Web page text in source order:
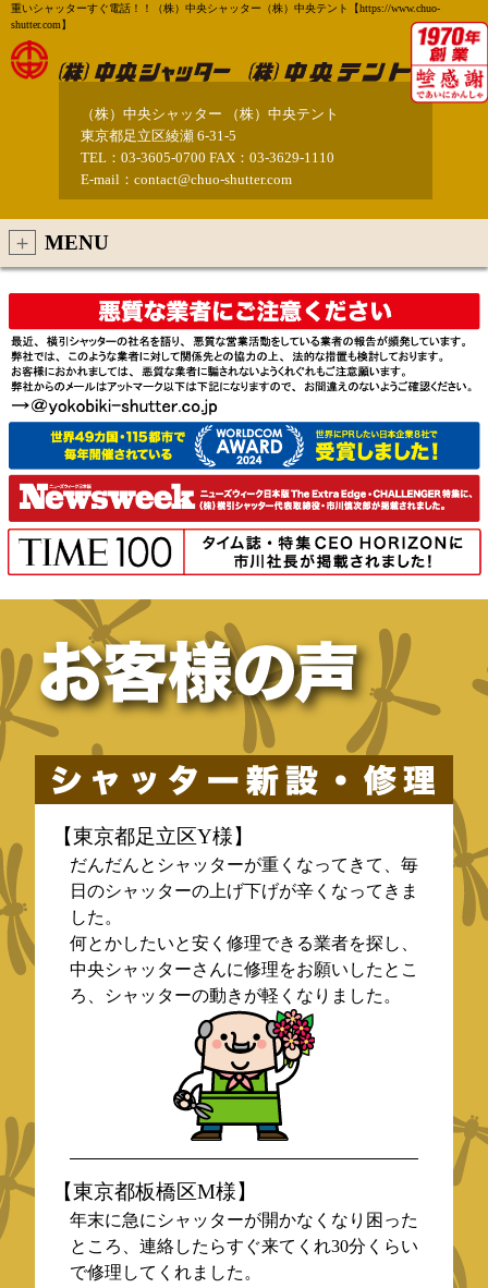
重いシャッターすぐ電話！！（株）中央シャッター（株）中央テント【https://www.chuo-
shutter.com】
（株）中央シャッター （株）中央テント
東京都足立区綾瀬 6-31-5
TEL：03-3605-0700 FAX：03-3629-1110
E-mail：contact@chuo-shutter.com
MENU
【東京都足立区Y様】
だんだんとシャッターが重くなってきて、毎
日のシャッターの上げ下げが辛くなってきま
した。
何とかしたいと安く修理できる業者を探し、
中央シャッターさんに修理をお願いしたとこ
ろ、シャッターの動きが軽くなりました。
【東京都板橋区M様】
年末に急にシャッターが開かなくなり困った
ところ、連絡したらすぐ来てくれ30分くらい
で修理してくれました。